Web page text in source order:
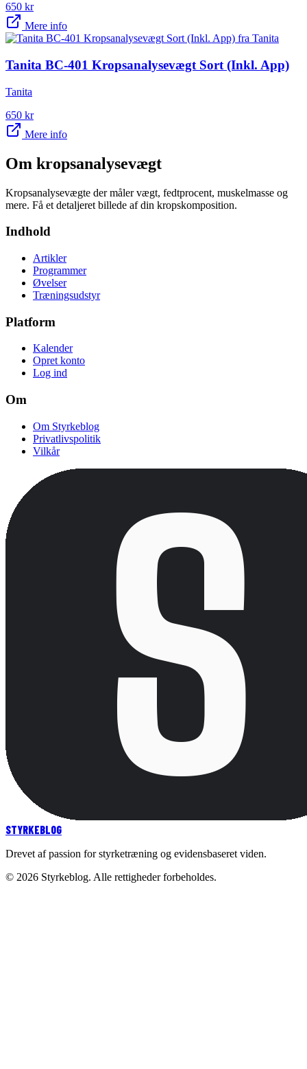
650 kr
Mere info
Tanita BC-401 Kropsanalysevægt Sort (Inkl. App)
Tanita
650 kr
Mere info
Om kropsanalysevægt
Kropsanalysevægte der måler vægt, fedtprocent, muskelmasse og
mere. Få et detaljeret billede af din kropskomposition.
Indhold
Artikler
Programmer
Øvelser
Træningsudstyr
Platform
Kalender
Opret konto
Log ind
Om
Om Styrkeblog
Privatlivspolitik
Vilkår
STYRKEBLOG
Drevet af passion for styrketræning og evidensbaseret viden.
© 2026 Styrkeblog. Alle rettigheder forbeholdes.